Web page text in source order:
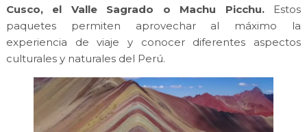
Cusco, el Valle Sagrado o Machu Picchu.
Estos
paquetes permiten aprovechar al máximo la
experiencia de viaje y conocer diferentes aspectos
culturales y naturales del Perú.